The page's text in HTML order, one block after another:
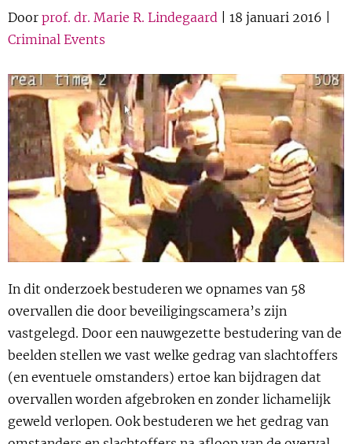
Over NSCR Show
Uitgelicht Show
Cursus Show
BLOG
Podcast
Door prof. dr. Marie R. Lindegaard | 18 januari 2016 |
Criminal Events
In dit onderzoek bestuderen we opnames van 58
overvallen die door beveiligingscamera’s zijn
vastgelegd. Door een nauwgezette bestudering van de
beelden stellen we vast welke gedrag van slachtoffers
(en eventuele omstanders) ertoe kan bijdragen dat
overvallen worden afgebroken en zonder lichamelijk
geweld verlopen. Ook bestuderen we het gedrag van